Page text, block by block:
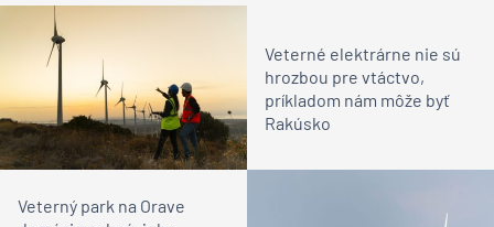
Veterné elektrárne nie sú
hrozbou pre vtáctvo,
príkladom nám môže byť
Rakúsko
Veterný park na Orave